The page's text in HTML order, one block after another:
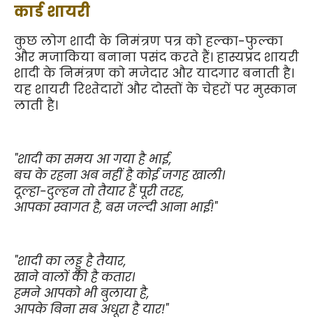
कार्ड शायरी
कुछ लोग शादी के निमंत्रण पत्र को हल्का-फुल्का
और मजाकिया बनाना पसंद करते हैं। हास्यप्रद शायरी
शादी के निमंत्रण को मजेदार और यादगार बनाती है।
यह शायरी रिश्तेदारों और दोस्तों के चेहरों पर मुस्कान
लाती है।
"शादी का समय आ गया है भाई,
बच के रहना अब नहीं है कोई जगह खाली।
दूल्हा-दुल्हन तो तैयार हैं पूरी तरह,
आपका स्वागत है, बस जल्दी आना भाई!"
"शादी का लड्डू है तैयार,
खाने वालों की है कतार।
हमने आपको भी बुलाया है,
आपके बिना सब अधूरा है यार!"